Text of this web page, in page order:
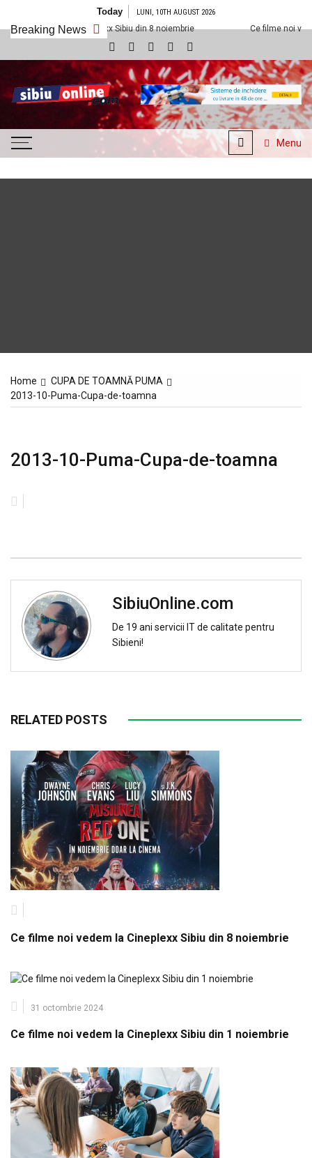
Today LUNI, 10TH AUGUST 2026
Breaking News
Cineplexx Sibiu din 8 noiembrie Ce filme noi vedem la Cineplexx
SibiuOnline.com
… locatii si evenimente din
Sibiu!!!
Menu
Home
CUPA DE TOAMNĂ PUMA
2013-10-Puma-Cupa-de-toamna
2013-10-Puma-Cupa-de-toamna
SibiuOnline.com
De 19 ani servicii IT de calitate pentru
Sibieni!
RELATED POSTS
Ce filme noi vedem la Cineplexx Sibiu din 8 noiembrie
31 octombrie 2024
Ce filme noi vedem la Cineplexx Sibiu din 1 noiembrie